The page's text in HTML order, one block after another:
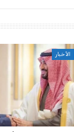
الأخبار